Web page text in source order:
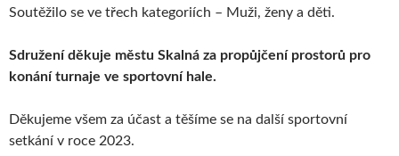
Soutěžilo se ve třech kategoriích – Muži, ženy a děti.
Sdružení děkuje městu Skalná za propůjčení prostorů pro
konání turnaje ve sportovní hale.
Děkujeme všem za účast a těšíme se na další sportovní
setkání v roce 2023.